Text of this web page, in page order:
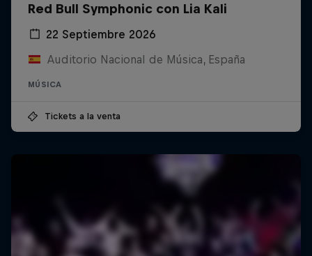
Red Bull Symphonic con Lia Kali
22 Septiembre 2026
Auditorio Nacional de Música, España
MÚSICA
Tickets a la venta